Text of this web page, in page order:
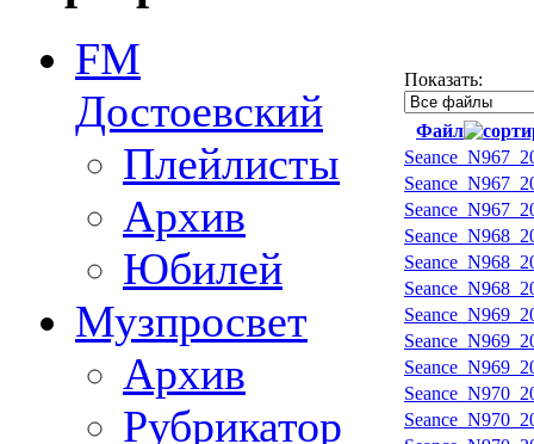
FM
Достоевский
Плейлисты
Архив
Юбилей
Музпросвет
Архив
Рубрикатор
Показать:
Файл